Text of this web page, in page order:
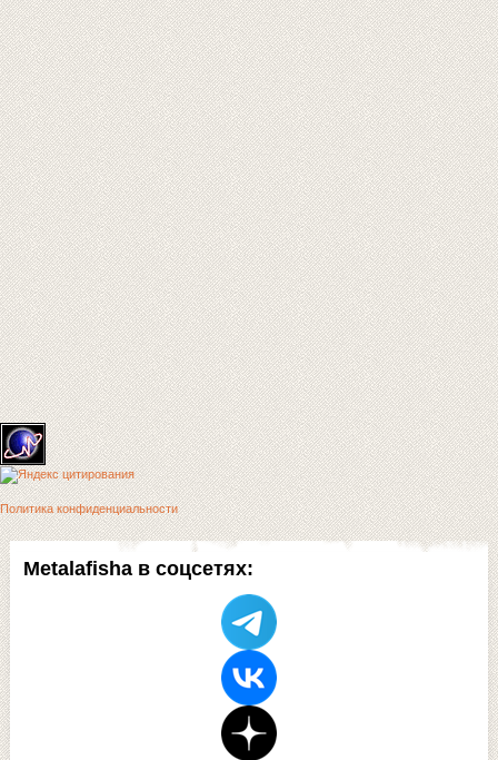
Metalafisha в соцсетях:
Политика конфиденциальности